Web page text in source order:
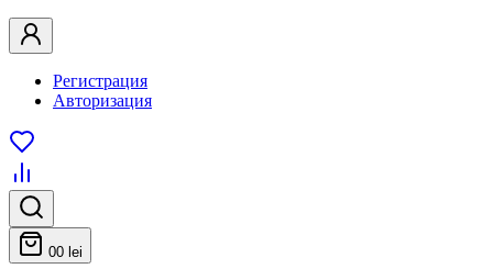
Регистрация
Авторизация
00 lei